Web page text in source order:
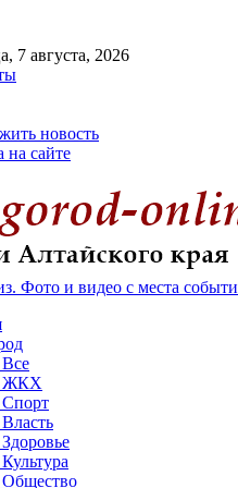
7 августа, 2026
новость
на сайте
Фото и видео с места
Все
ЖКХ
Спорт
Власть
Здоровье
Культура
Общество